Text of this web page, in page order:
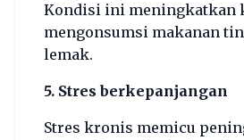
Kondisi ini meningkatkan
mengonsumsi makanan
lemak.
5. Stres berkepanjangan
Stres kronis memicu